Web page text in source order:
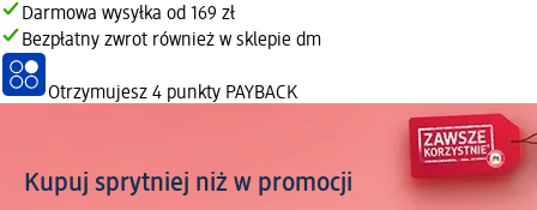
Darmowa wysyłka od 169 zł
Bezpłatny zwrot również w sklepie dm
Otrzymujesz 4 punkty PAYBACK
Kupuj sprytniej niż w promocji